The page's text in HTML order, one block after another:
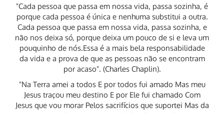
"Cada pessoa que passa em nossa vida, passa sozinha, é
porque cada pessoa é única e nenhuma substitui a outra.
Cada pessoa que passa em nossa vida, passa sozinha, e
não nos deixa só, porque deixa um pouco de si e leva um
pouquinho de nós.Essa é a mais bela responsabilidade
da vida e a prova de que as pessoas não se encontram
por acaso". (Charles Chaplin).
"Na Terra amei a todos E por todos fui amado Mas meu
Jesus traçou meu destino E por Ele fui chamado Com
Jesus que vou morar Pelos sacrifícios que suportei Mas da